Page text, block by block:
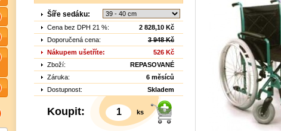
Šíře sedáku:
Cena bez DPH 21 %:
2 828,10 Kč
Doporučená cena:
3 948 Kč
Nákupem ušetříte:
526 Kč
Zboží:
REPASOVANÉ
Záruka:
6 měsíců
Dostupnost:
Skladem
Koupit: ks